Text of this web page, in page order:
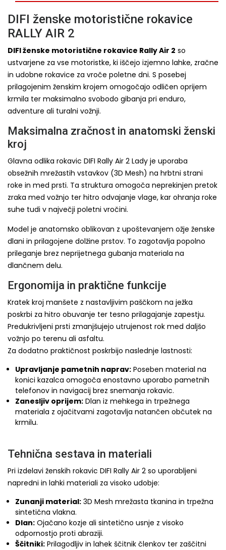
DIFI ženske motoristične rokavice
RALLY AIR 2
DIFI ženske motoristične rokavice Rally Air 2 so
ustvarjene za vse motoristke, ki iščejo izjemno lahke, zračne
in udobne rokavice za vroče poletne dni. S posebej
prilagojenim ženskim krojem omogočajo odličen oprijem
krmila ter maksimalno svobodo gibanja pri enduro,
adventure ali turalni vožnji.
Maksimalna zračnost in anatomski ženski
kroj
Glavna odlika rokavic DIFI Rally Air 2 Lady je uporaba
obsežnih mrežastih vstavkov (3D Mesh) na hrbtni strani
roke in med prsti. Ta struktura omogoča neprekinjen pretok
zraka med vožnjo ter hitro odvajanje vlage, kar ohranja roke
suhe tudi v največji poletni vročini.
Model je anatomsko oblikovan z upoštevanjem ožje ženske
dlani in prilagojene dolžine prstov. To zagotavlja popolno
prileganje brez neprijetnega gubanja materiala na
dlančnem delu.
Ergonomija in praktične funkcije
Kratek kroj manšete z nastavljivim paščkom na ježka
poskrbi za hitro obuvanje ter tesno prilagajanje zapestju.
Predukrivljeni prsti zmanjšujejo utrujenost rok med daljšo
vožnjo po terenu ali asfaltu.
Za dodatno praktičnost poskrbijo naslednje lastnosti:
Upravljanje pametnih naprav: Poseben material na
konici kazalca omogoča enostavno uporabo pametnih
telefonov in navigacij brez snemanja rokavic.
Zanesljiv oprijem: Dlan iz mehkega in trpežnega
materiala z ojačitvami zagotavlja natančen občutek na
krmilu.
Tehnična sestava in materiali
Pri izdelavi ženskih rokavic DIFI Rally Air 2 so uporabljeni
napredni in lahki materiali za visoko udobje:
Zunanji material: 3D Mesh mrežasta tkanina in trpežna
sintetična vlakna.
Dlan: Ojačano kozje ali sintetično usnje z visoko
odpornostjo proti abraziji.
Ščitniki: Prilagodljiv in lahek ščitnik členkov ter zaščitni